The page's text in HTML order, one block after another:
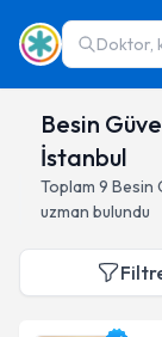
Doktor,
Besin
İstanbul
Toplam 9 Besin
uzman bulundu